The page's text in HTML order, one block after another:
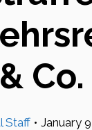
& Co.
Staff • January